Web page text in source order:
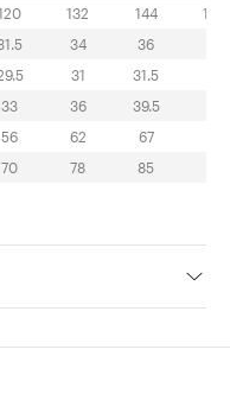
132 144
156
34 36
31 31.5
33 36 39.5
56 62 67
70 78 85